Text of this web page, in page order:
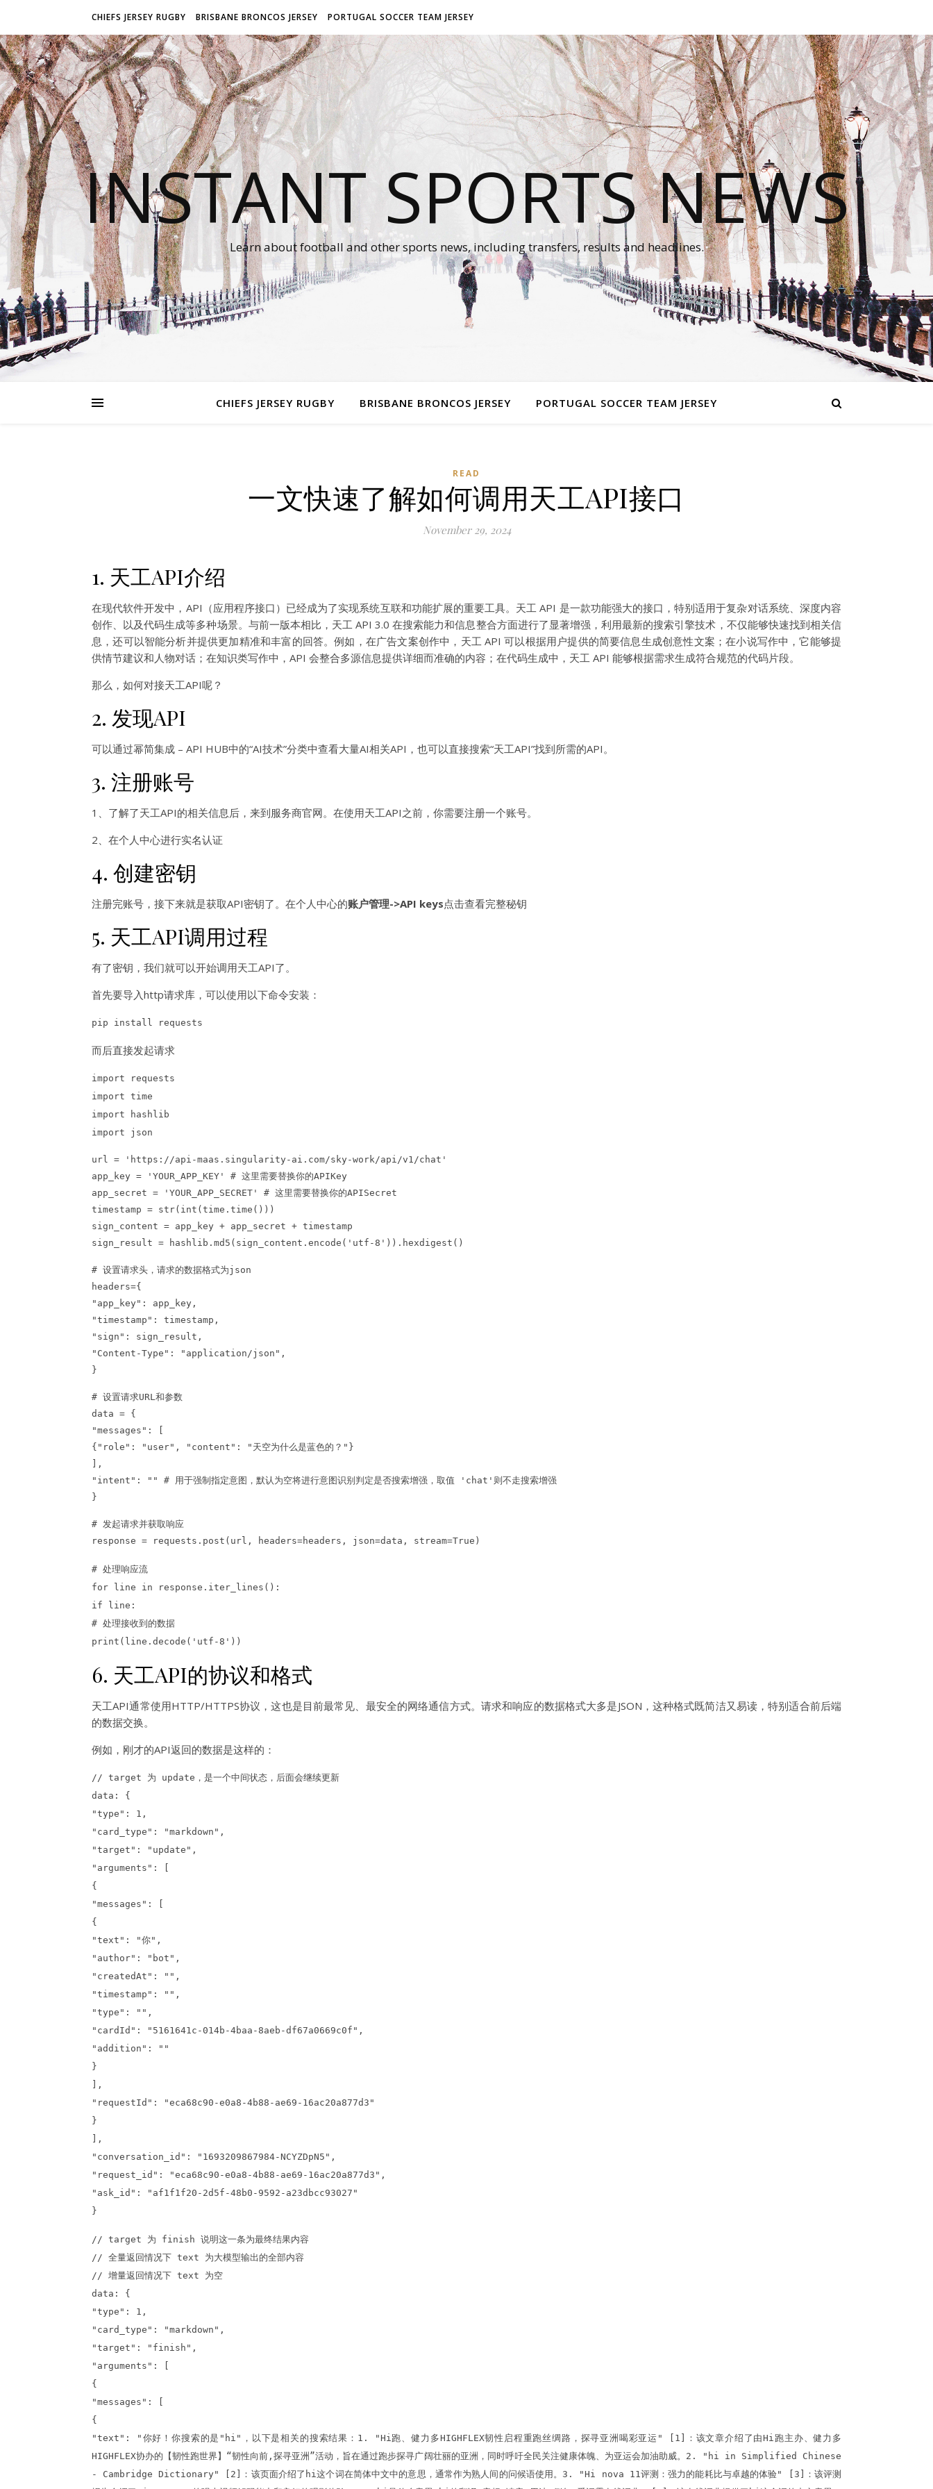
CHIEFS JERSEY RUGBY BRISBANE BRONCOS JERSEY PORTUGAL SOCCER TEAM JERSEY
INSTANT SPORTS NEWS
Learn about football and other sports news, including transfers, results and headlines.
CHIEFS JERSEY RUGBY BRISBANE BRONCOS JERSEY PORTUGAL SOCCER TEAM JERSEY
READ
一文快速了解如何调用天工API接口
November 29, 2024
1. 天工API介绍
在现代软件开发中，API（应用程序接口）已经成为了实现系统互联和功能扩展的重要工具。天工 API 是一款功能强大的接口，特别适用于复杂对话系统、深度内容
创作、以及代码生成等多种场景。与前一版本相比，天工 API 3.0 在搜索能力和信息整合方面进行了显著增强，利用最新的搜索引擎技术，不仅能够快速找到相关信
息，还可以智能分析并提供更加精准和丰富的回答。例如，在广告文案创作中，天工 API 可以根据用户提供的简要信息生成创意性文案；在小说写作中，它能够提
供情节建议和人物对话；在知识类写作中，API 会整合多源信息提供详细而准确的内容；在代码生成中，天工 API 能够根据需求生成符合规范的代码片段。
那么，如何对接天工API呢？
2. 发现API
可以通过幂简集成 – API HUB中的“AI技术”分类中查看大量AI相关API，也可以直接搜索“天工API”找到所需的API。
3. 注册账号
1、了解了天工API的相关信息后，来到服务商官网。在使用天工API之前，你需要注册一个账号。
2、在个人中心进行实名认证
4. 创建密钥
注册完账号，接下来就是获取API密钥了。在个人中心的账户管理->API keys点击查看完整秘钥
5. 天工API调用过程
有了密钥，我们就可以开始调用天工API了。
首先要导入http请求库，可以使用以下命令安装：
pip install requests
而后直接发起请求
import requests
import time
import hashlib
import json
url = 'https://api-maas.singularity-ai.com/sky-work/api/v1/chat'
app_key = 'YOUR_APP_KEY' # 这里需要替换你的APIKey
app_secret = 'YOUR_APP_SECRET' # 这里需要替换你的APISecret
timestamp = str(int(time.time()))
sign_content = app_key + app_secret + timestamp
sign_result = hashlib.md5(sign_content.encode('utf-8')).hexdigest()
# 设置请求头，请求的数据格式为json
headers={
"app_key": app_key,
"timestamp": timestamp,
"sign": sign_result,
"Content-Type": "application/json",
}
# 设置请求URL和参数
data = {
"messages": [
{"role": "user", "content": "天空为什么是蓝色的？"}
],
"intent": "" # 用于强制指定意图，默认为空将进行意图识别判定是否搜索增强，取值 'chat'则不走搜索增强
}
# 发起请求并获取响应
response = requests.post(url, headers=headers, json=data, stream=True)
# 处理响应流
for line in response.iter_lines():
if line:
# 处理接收到的数据
print(line.decode('utf-8'))
6. 天工API的协议和格式
天工API通常使用HTTP/HTTPS协议，这也是目前最常见、最安全的网络通信方式。请求和响应的数据格式大多是JSON，这种格式既简洁又易读，特别适合前后端
的数据交换。
例如，刚才的API返回的数据是这样的：
// target 为 update，是一个中间状态，后面会继续更新
data: {
"type": 1,
"card_type": "markdown",
"target": "update",
"arguments": [
{
"messages": [
{
"text": "你",
"author": "bot",
"createdAt": "",
"timestamp": "",
"type": "",
"cardId": "5161641c-014b-4baa-8aeb-df67a0669c0f",
"addition": ""
}
],
"requestId": "eca68c90-e0a8-4b88-ae69-16ac20a877d3"
}
],
"conversation_id": "1693209867984-NCYZDpN5",
"request_id": "eca68c90-e0a8-4b88-ae69-16ac20a877d3",
"ask_id": "af1f1f20-2d5f-48b0-9592-a23dbcc93027"
}
// target 为 finish 说明这一条为最终结果内容
// 全量返回情况下 text 为大模型输出的全部内容
// 增量返回情况下 text 为空
data: {
"type": 1,
"card_type": "markdown",
"target": "finish",
"arguments": [
{
"messages": [
{
"text": "你好！你搜索的是"hi"，以下是相关的搜索结果：1. "Hi跑、健力多HIGHFLEX韧性启程重跑丝绸路，探寻亚洲喝彩亚运" [1]：该文章介绍了由Hi跑主办、健力多
HIGHFLEX协办的【韧性跑世界】“韧性向前,探寻亚洲”活动，旨在通过跑步探寻广阔壮丽的亚洲，同时呼吁全民关注健康体魄、为亚运会加油助威。2. "hi in Simplified Chinese
- Cambridge Dictionary" [2]：该页面介绍了hi这个词在简体中文中的意思，通常作为熟人间的问候语使用。3. "Hi nova 11评测：强力的能耗比与卓越的体验" [3]：该评测